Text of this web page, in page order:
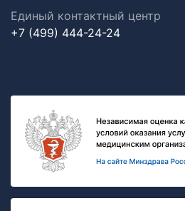
Единый контактный центр
+7 (499) 444-24-24